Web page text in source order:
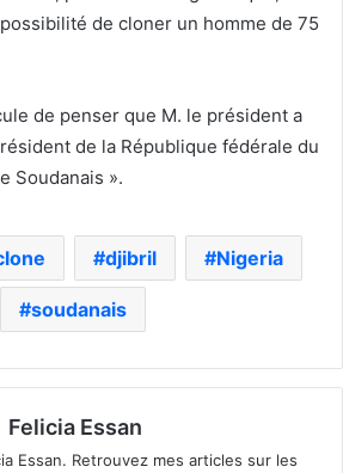
de cloner un homme de 75
de penser que M. le président a
de la République fédérale du
Soudanais ».
djibril Nigeria
soudanais
Felicia Essan
Essan. Retrouvez mes articles sur les